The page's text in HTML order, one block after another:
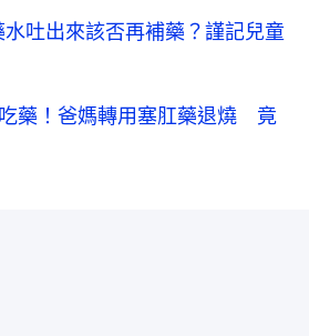
吐出來該否再補藥？謹記兒童
藥！爸媽轉用塞肛藥退燒 竟